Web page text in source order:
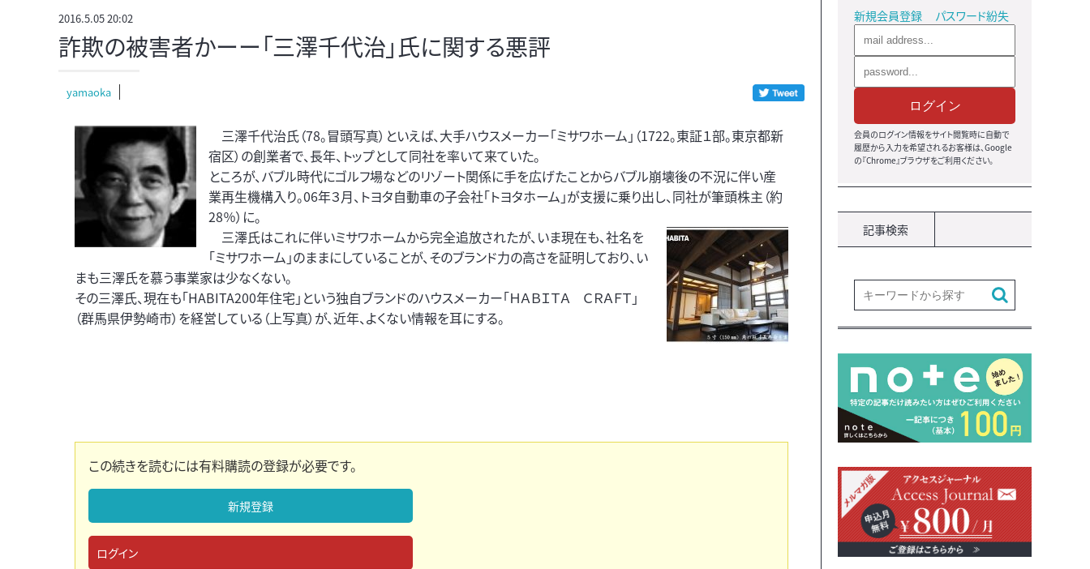
2016.5.05 20:02
詐欺の被害者かーー「三澤千代治」氏に関する悪評
yamaoka
三澤千代治氏（78。冒頭写真）といえば、大手ハウスメーカー「ミサワホーム」（1722。東証１部。東京都新
宿区）の創業者で、長年、トップとして同社を率いて来ていた。
ところが、バブル時代にゴルフ場などのリゾート関係に手を広げたことからバブル崩壊後の不況に伴い産
業再生機構入り。06年３月、トヨタ自動車の子会社「トヨタホーム」が支援に乗り出し、同社が筆頭株主（約
28％）に。
三澤氏はこれに伴いミサワホームから完全追放されたが、いま現在も、社名を
「ミサワホーム」のままにしていることが、そのブランド力の高さを証明しており、い
まも三澤氏を慕う事業家は少なくない。
その三澤氏、現在も「HABITA200年住宅」という独自ブランドのハウスメーカー「ＨＡＢＩＴＡ ＣＲＡＦＴ」
（群馬県伊勢崎市）を経営している（上写真）が、近年、よくない情報を耳にする。
この続きを読むには有料購読の登録が必要です。
新規登録
ログイン
新規会員登録 パスワード紛失
ログイン
会員のログイン情報をサイト閲覧時に自動で
履歴から入力を希望されるお客様は、Google
の『Chrome』ブラウザをご利用ください。
記事検索